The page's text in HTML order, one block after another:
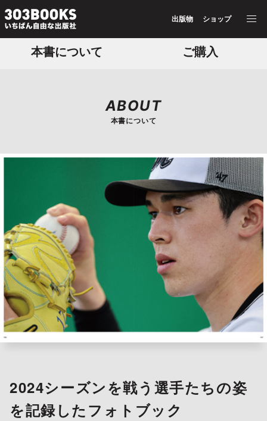
出版物 ショップ
Copyright © Chiba Lotte Marines.
本書について ご購入
ABOUT
本書について
2024シーズンを戦う選手たちの姿
を記録したフォトブック